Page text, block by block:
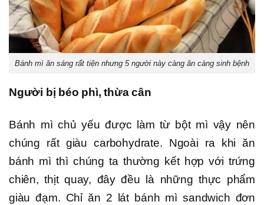
Bánh mì ăn sáng rất tiện nhưng 5 người này càng ăn càng sinh bệnh
Người bị béo phì, thừa cân
Bánh mì chủ yếu được làm từ bột mì vậy nên
chúng rất giàu carbohydrate. Ngoài ra khi ăn
bánh mì thì chúng ta thường kết hợp với trứng
chiên, thịt quay, đây đều là những thực phẩm
giàu đạm. Chỉ ăn 2 lát bánh mì sandwich đơn